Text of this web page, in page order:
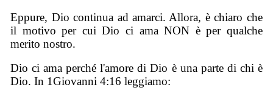
Eppure, Dio continua ad amarci. Allora, è chiaro che
il motivo per cui Dio ci ama NON è per qualche
merito nostro.
Dio ci ama perché l'amore di Dio è una parte di chi è
Dio. In 1Giovanni 4:16 leggiamo: